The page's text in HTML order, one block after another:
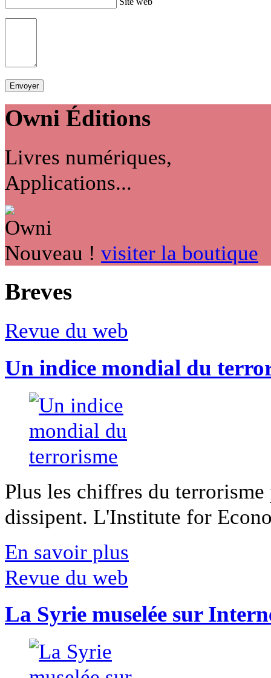
Owni Éditions
Livres numériques,
Applications...
Nouveau ! visiter la boutique
Breves
Revue du web
Un indice mondial du
Plus les chiffres du
dissipent. L'Institute for
En savoir plus
Revue du web
La Syrie muselée sur